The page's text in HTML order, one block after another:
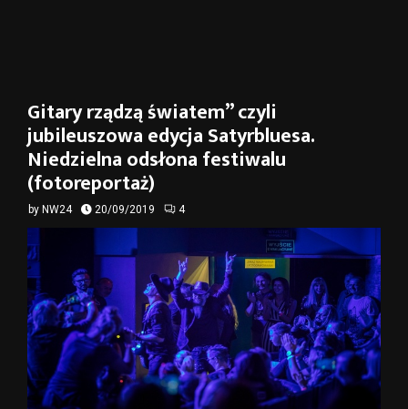
Gitary rządzą światem” czyli
jubileuszowa edycja Satyrbluesa.
Niedzielna odsłona festiwalu
(fotoreportaż)
by NW24 20/09/2019 4